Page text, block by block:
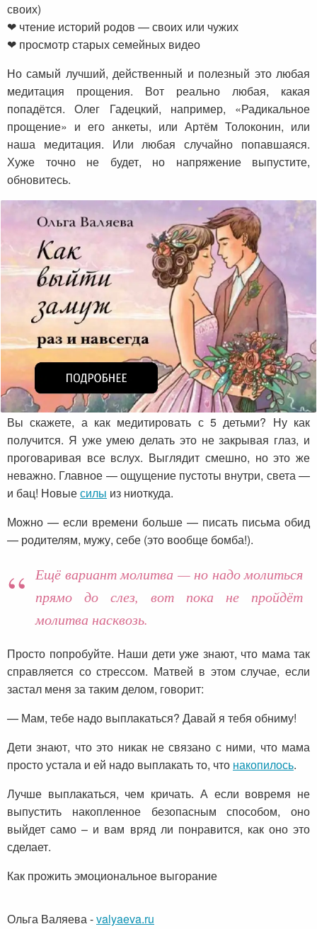
своих)
❤ чтение историй родов — своих или чужих
❤ просмотр старых семейных видео
Но самый лучший, действенный и полезный это любая
медитация прощения. Вот реально любая, какая
попадётся. Олег Гадецкий, например, «Радикальное
прощение» и его анкеты, или Артём Толоконин, или
наша медитация. Или любая случайно попавшаяся.
Хуже точно не будет, но напряжение выпустите,
обновитесь.
Вы скажете, а как медитировать с 5 детьми? Ну как
получится. Я уже умею делать это не закрывая глаз, и
проговаривая все вслух. Выглядит смешно, но это же
неважно. Главное — ощущение пустоты внутри, света —
и бац! Новыесилы из ниоткуда.
Можно — если времени больше — писать письма обид
— родителям, мужу, себе (это вообще бомба!).
Ещё вариант молитва — но надо молиться
прямо до слез, вот пока не пройдёт
молитва насквозь.
Просто попробуйте. Наши дети уже знают, что мама так
справляется со стрессом. Матвей в этом случае, если
застал меня за таким делом, говорит:
— Мам, тебе надо выплакаться? Давай я тебя обниму!
Дети знают, что это никак не связано с ними, что мама
просто устала и ей надо выплакать то, что накопилось.
Лучше выплакаться, чем кричать. А если вовремя не
выпустить накопленное безопасным способом, оно
выйдет само – и вам вряд ли понравится, как оно это
сделает.
Как прожить эмоциональное выгорание
Ольга Валяева-valyaeva.ru